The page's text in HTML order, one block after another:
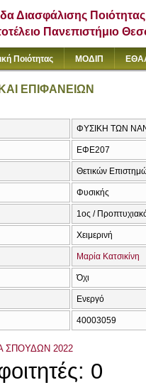
Διασφάλισης Ποιότητας
Πανεπιστήμιο
Ποιότητας ΜΟΔΙΠ
ΕΠΙΦΑΝΕΙΩΝ
ΦΥΣΙΚΗ ΤΩΝ
ΕΦΕ207
Θετικών
Φυσικής
1ος /
Χειμερινή
Μαρία Κατσικίνη
Όχι
Ενεργό
40003059
ΣΠΟΥΔΩΝ 2022
0